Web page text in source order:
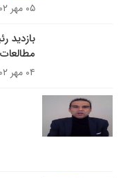
۰۵ مهر ۱۴۰۲
بازدید
۰۴ مهر ۱۴۰۲